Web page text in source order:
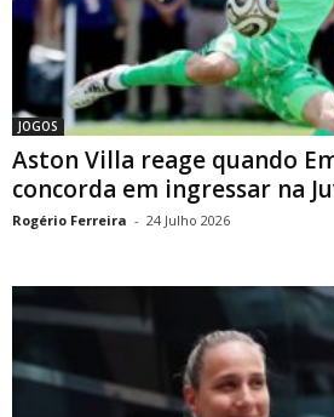
JOGOS
Aston Villa reage quando
concorda em ingressar na
Rogério Ferreira - 24 Julho 2026